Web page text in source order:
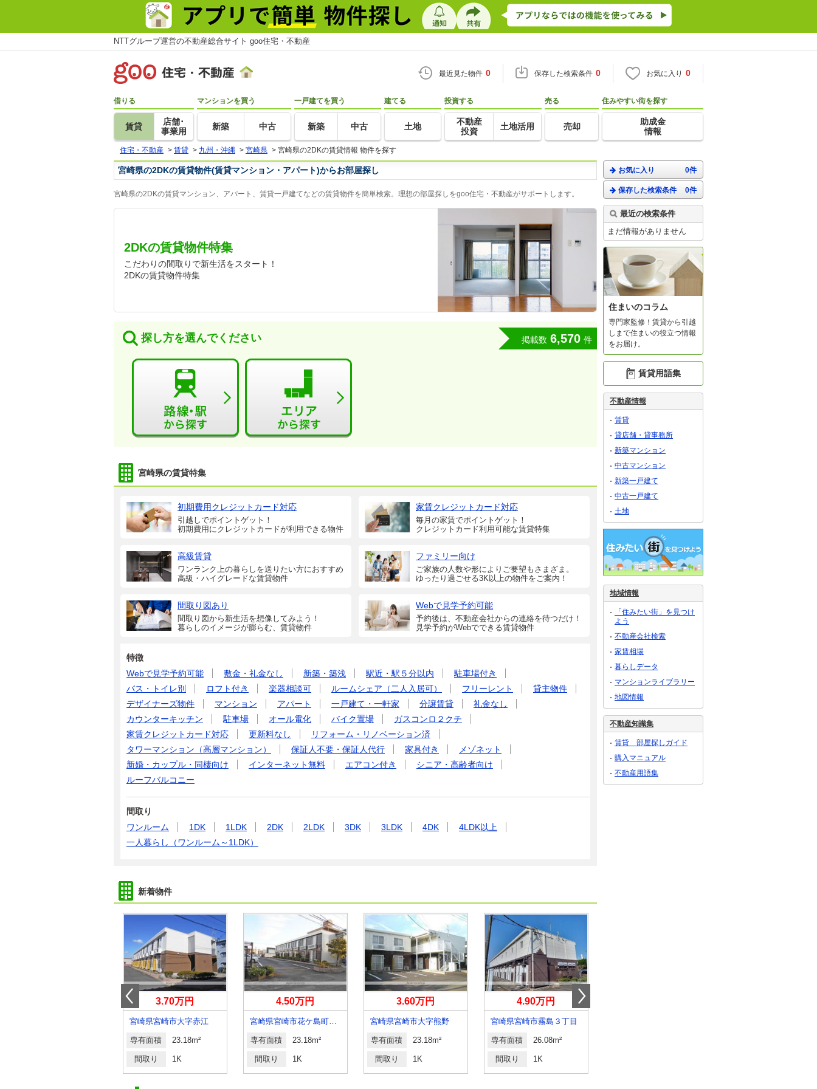
NTTグループ運営の不動産総合サイト goo住宅・不動産
最近見た物件 0 保存した検索条件 0 お気に入り 0
借りる
賃貸
店舗･
事業用
マンションを買う
新築 中古
一戸建てを買う
新築 中古
建てる
土地
投資する
不動産
投資
土地活用
売る
売却
住みやすい街を探す
助成金
情報
住宅・不動産 > 賃貸 > 九州・沖縄 > 宮崎県 > 宮崎県の2DKの賃貸情報 物件を探す
宮崎県の2DKの賃貸物件(賃貸マンション・アパート)からお部屋探し
宮崎県の2DKの賃貸マンション、アパート、賃貸一戸建てなどの賃貸物件を簡単検索。理想の部屋探しをgoo住宅・不動産がサポートします。
2DKの賃貸物件特集
こだわりの間取りで新生活をスタート！
2DKの賃貸物件特集
探し方を選んでください 掲載数 6,570 件
宮崎県の賃貸特集
初期費用クレジットカード対応
引越しでポイントゲット！
初期費用にクレジットカードが利用できる物件
家賃クレジットカード対応
毎月の家賃でポイントゲット！
クレジットカード利用可能な賃貸特集
高級賃貸
ワンランク上の暮らしを送りたい方におすすめ
高級・ハイグレードな賃貸物件
ファミリー向け
ご家族の人数や形によりご要望もさまざま。
ゆったり過ごせる3K以上の物件をご案内！
間取り図あり
間取り図から新生活を想像してみよう！
暮らしのイメージが膨らむ、賃貸物件
Webで見学予約可能
予約後は、不動産会社からの連絡を待つだけ！
見学予約がWebでできる賃貸物件
特徴
Webで見学予約可能
敷金・礼金なし 新築・築浅 駅近・駅５分以内
駐車場付き
バス・トイレ別
ロフト付き 楽器相談可 ルームシェア（二人入居可） フリーレント
貸主物件
デザイナーズ物件
マンション アパート 一戸建て・一軒家 分譲賃貸
礼金なし
カウンターキッチン
駐車場 オール電化 バイク置場
ガスコンロ２クチ
家賃クレジットカード対応
更新料なし
リフォーム・リノベーション済
タワーマンション（高層マンション）
保証人不要・保証人代行 家具付き
メゾネット
新婚・カップル・同棲向け
インターネット無料 エアコン付き
シニア・高齢者向け
ルーフバルコニー
間取り
ワンルーム
1DK 1LDK 2DK 2LDK 3DK 3LDK 4DK
4LDK以上
一人暮らし（ワンルーム～1LDK）
新着物件
3.70万円
宮崎県宮崎市大字赤江
専有面積 23.18m²
間取り 1K
4.50万円
宮崎県宮崎市花ケ島町笹原
専有面積 23.18m²
間取り 1K
3.60万円
宮崎県宮崎市大字熊野
専有面積 23.18m²
間取り 1K
4.90万円
宮崎県宮崎市霧島３丁目
専有面積 26.08m²
間取り 1K
お気に入り 0件
保存した検索条件 0件
最近の検索条件
まだ情報がありません
住まいのコラム
専門家監修！賃貸から引越
しまで住まいの役立つ情報
をお届け。
賃貸用語集
不動産情報
賃貸
貸店舗・貸事務所
新築マンション
中古マンション
新築一戸建て
中古一戸建て
土地
地域情報
「住みたい街」を見つけ
よう
不動産会社検索
家賃相場
暮らしデータ
マンションライブラリー
地図情報
不動産知識集
賃貸 部屋探しガイド
購入マニュアル
不動産用語集